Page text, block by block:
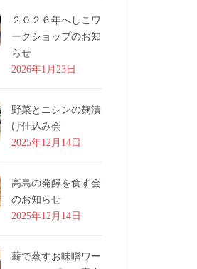
２０２６年へしこワ
ークショップのお知
らせ
2026年1月23日
野菜とニシンの麹漬
け仕込み会
2025年12月14日
高島の発酵を食す会
のお知らせ
2025年12月14日
薪で蒸すお味噌ワー